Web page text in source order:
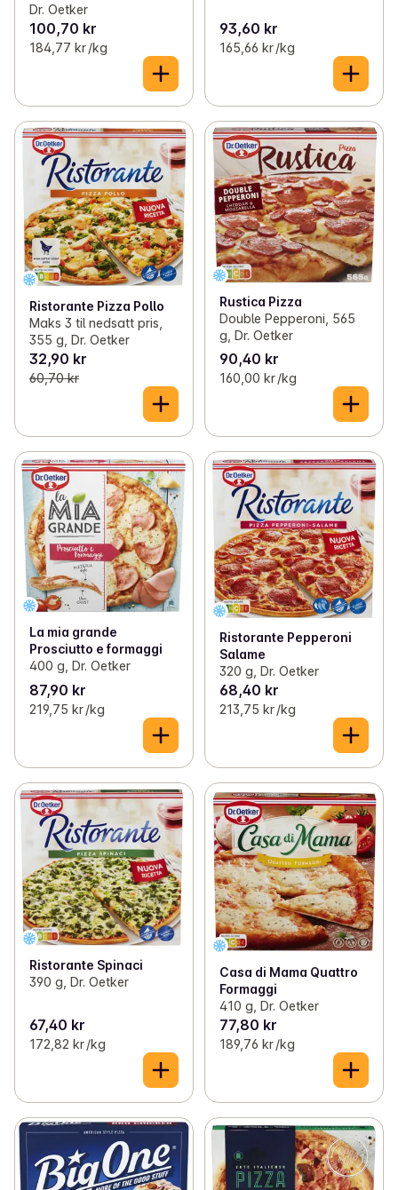
Dr. Oetker
100,70 kr
184,77 kr /kg
93,60 kr
165,66 kr /kg
Ristorante Pizza Pollo
Maks 3 til nedsatt pris,
355 g, Dr. Oetker
32,90 kr
60,70 kr
Rustica Pizza
Double Pepperoni, 565
g, Dr. Oetker
90,40 kr
160,00 kr /kg
La mia grande
Prosciutto e formaggi
400 g, Dr. Oetker
87,90 kr
219,75 kr /kg
Ristorante Pepperoni
Salame
320 g, Dr. Oetker
68,40 kr
213,75 kr /kg
Ristorante Spinaci
390 g, Dr. Oetker
67,40 kr
172,82 kr /kg
Casa di Mama Quattro
Formaggi
410 g, Dr. Oetker
77,80 kr
189,76 kr /kg